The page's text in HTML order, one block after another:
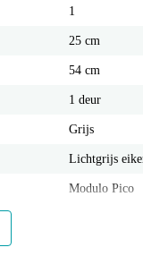
1
25 cm
54 cm
1 deur
Grijs
Lichtgrijs
Modulo Pico